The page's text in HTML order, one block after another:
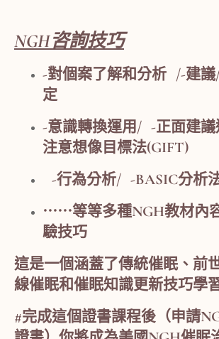
NGH咨詢技巧
-對個案了解和分析 /-建
定
-意識轉換運用/ -正面建
注意想像目標法(GIFT)
-行為分析/ -BASIC分析
⋯⋯等等多種NGH教材內
驗技巧
這是一個涵蓋了傳統催眠、前
線催眠和催眠知識更新技巧學
#完成這個證書課程後（申請